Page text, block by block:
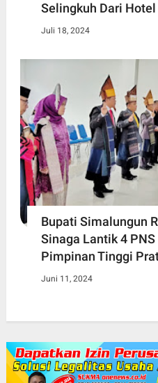
Selingkuh Dari
Juli 18, 2024
Bupati Simalungun
Sinaga Lantik 4
Pimpinan Tinggi
Juni 11, 2024